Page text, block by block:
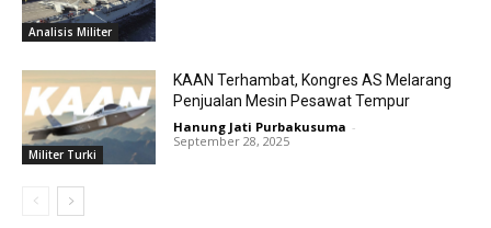
Analisis Militer
Militer Turki
KAAN Terhambat, Kongres AS Melarang
Penjualan Mesin Pesawat Tempur
Hanung Jati Purbakusuma -
September 28, 2025